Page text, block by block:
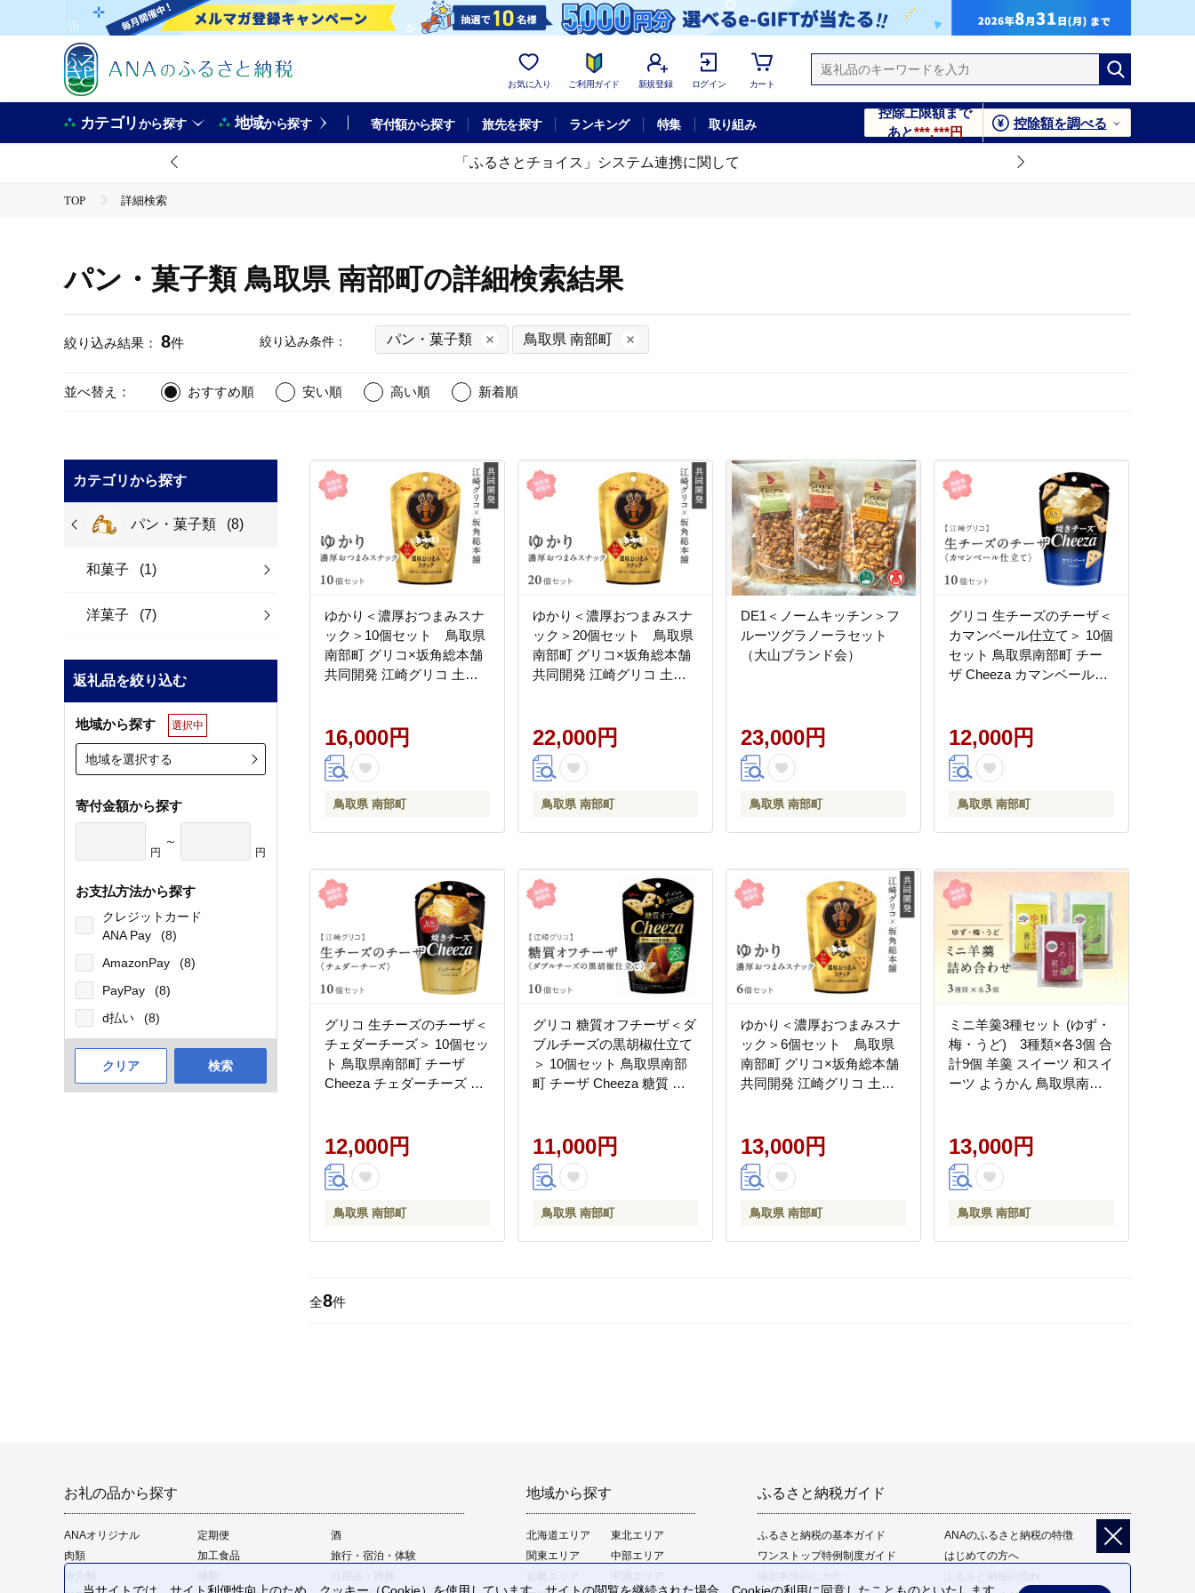
お気に入り ご利用ガイド 新規登録 ログイン カート
カテゴリから探す 地域から探す 寄付額から探す 旅先を探す ランキング 特集 取り組み
控除上限額まで
あと***,***円
控除額を調べる
「ふるさとチョイス」システム連携に関して
TOP 詳細検索
パン・菓子類 鳥取県 南部町の詳細検索結果
絞り込み結果： 8件 絞り込み条件： パン・菓子類 鳥取県 南部町
並べ替え： おすすめ順 安い順 高い順 新着順
カテゴリから探す
パン・菓子類 (8)
和菓子 (1)
洋菓子 (7)
返礼品を絞り込む
地域から探す 選択中
地域を選択する
寄付金額から探す
円
～
円
お支払方法から探す
クレジットカード
ANA Pay
(8)
AmazonPay
(8)
PayPay
(8)
d払い
(8)
クリア 検索
ゆかり＜濃厚おつまみスナ
ック＞10個セット 鳥取県
南部町 グリコ×坂角総本舗
共同開発 江崎グリコ 土産
16,000円
鳥取県 南部町
ゆかり＜濃厚おつまみスナ
ック＞20個セット 鳥取県
南部町 グリコ×坂角総本舗
共同開発 江崎グリコ 土産
22,000円
鳥取県 南部町
DE1＜ノームキッチン＞フ
ルーツグラノーラセット
（大山ブランド会）
23,000円
鳥取県 南部町
グリコ 生チーズのチーザ＜
カマンベール仕立て＞ 10個
セット 鳥取県南部町 チー
ザ Cheeza カマンベールチ
コ まとめ買い 家庭用 備蓄
12,000円
鳥取県 南部町
グリコ 生チーズのチーザ＜
チェダーチーズ＞ 10個セッ
ト 鳥取県南部町 チーザ
Cheeza チェダーチーズ お
め買い 家庭用 備蓄
12,000円
鳥取県 南部町
グリコ 糖質オフチーザ＜ダ
ブルチーズの黒胡椒仕立て
＞ 10個セット 鳥取県南部
町 チーザ Cheeza 糖質 糖
ク 家飲み お菓子 菓子 江崎
グリ
11,000円
鳥取県 南部町
ゆかり＜濃厚おつまみスナ
ック＞6個セット 鳥取県
南部町 グリコ×坂角総本舗
共同開発 江崎グリコ 土産
13,000円
鳥取県 南部町
ミニ羊羹3種セット (ゆず・
梅・うど) 3種類×各3個 合
計9個 羊羹 スイーツ 和スイ
ーツ ようかん 鳥取県南部
13,000円
鳥取県 南部町
全8件
お礼の品から探す
ANAオリジナル 定期便
酒
肉類
加工食品
旅行・宿泊・体験
地域から探す
北海道エリア
東北エリア
関東エリア
中部エリア
ふるさと納税ガイド
ふるさと納税の基本ガイド
ANAのふるさと納税の特徴
ワンストップ特例制度ガイド
はじめての方へ
ふるさと納税の流れ
当サイトでは、サイト利便性向上のため、クッキー（Cookie）を使用しています。サイトの閲覧を継続された場合、Cookieの利用に同意したことものといたします。